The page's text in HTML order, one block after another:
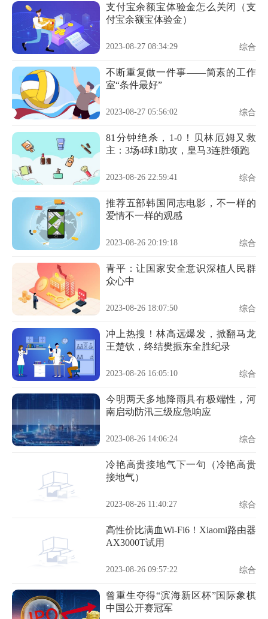
支付宝余额宝体验金怎么关闭（支
付宝余额宝体验金）
2023-08-27 08:34:29 综合
不断重复做一件事——简素的工作
室“条件最好”
2023-08-27 05:56:02 综合
81分钟绝杀，1-0！贝林厄姆又救
主：3场4球1助攻，皇马3连胜领跑
2023-08-26 22:59:41 综合
推荐五部韩国同志电影，不一样的
爱情不一样的观感
2023-08-26 20:19:18 综合
青平：让国家安全意识深植人民群
众心中
2023-08-26 18:07:50 综合
冲上热搜！林高远爆发，掀翻马龙
王楚钦，终结樊振东全胜纪录
2023-08-26 16:05:10 综合
今明两天多地降雨具有极端性，河
南启动防汛三级应急响应
2023-08-26 14:06:24 综合
冷艳高贵接地气下一句（冷艳高贵
接地气）
2023-08-26 11:40:27 综合
高性价比满血Wi-Fi6！Xiaomi路由器
AX3000T试用
2023-08-26 09:57:22 综合
曾重生夺得“滨海新区杯”国际象棋
中国公开赛冠军